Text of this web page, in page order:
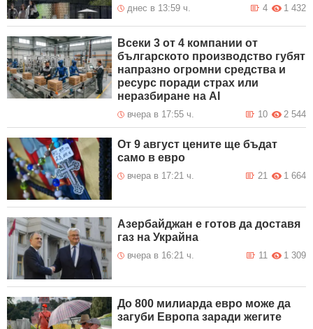
днес в 13:59 ч. 1 432
4
Всеки 3 от 4 компании от
българското производство губят
напразно огромни средства и
ресурс поради страх или
неразбиране на AI
вчера в 17:55 ч. 2 544
10
От 9 август цените ще бъдат
само в евро
вчера в 17:21 ч. 1 664
21
Азербайджан е готов да доставя
газ на Украйна
вчера в 16:21 ч. 1 309
11
До 800 милиарда евро може да
загуби Европа заради жегите